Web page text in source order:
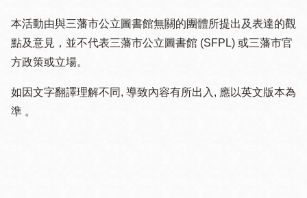
本活動由與三藩市公立圖書館無關的團體所提出及表達的觀
點及意見，並不代表三藩市公立圖書館 (SFPL) 或三藩市官
方政策或立場。
如因文字翻譯理解不同, 導致內容有所出入, 應以英文版本為
準 。